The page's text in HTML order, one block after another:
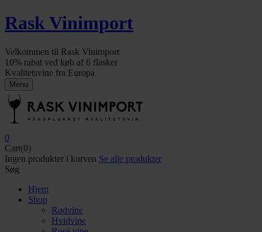
Rask Vinimport
Velkommen til Rask Vinimport
10% rabat ved køb af 6 flasker
Kvalitetsvine fra Europa
Menu
0
Cart(0)
Ingen produkter i kurven Se alle produkter
Søg
Hjem
Shop
Rødvine
Hvidvine